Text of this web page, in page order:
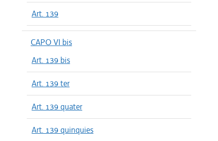
Art. 139
CAPO VI bis
Art. 139 bis
Art. 139 ter
Art. 139 quater
Art. 139 quinquies